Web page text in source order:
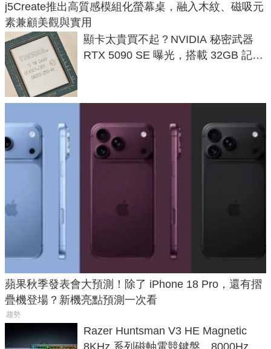
j5Create推出高質感模組化螢幕桌，融入木紋、磁吸元
素兼顧美觀與實用
顯卡太貴買不起？NVIDIA 秘密武器
RTX 5090 SE 曝光，搭載 32GB 記憶
蘋果秋季發表會大預測！除了 iPhone 18 Pro，還有摺
疊機登場？新機亮點預測一次看
趨勢
Razer Huntsman V3 HE Magnetic